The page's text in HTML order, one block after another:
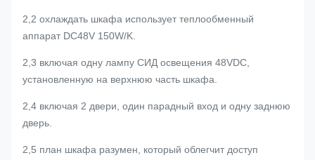
2,2 охлаждать шкафа использует теплообменный
аппарат DC48V 150W/K.
2,3 включая одну лампу СИД освещения 48VDC,
установленную на верхнюю часть шкафа.
2,4 включая 2 двери, один парадный вход и одну заднюю
дверь.
2,5 план шкафа разумен, который облегчит доступ